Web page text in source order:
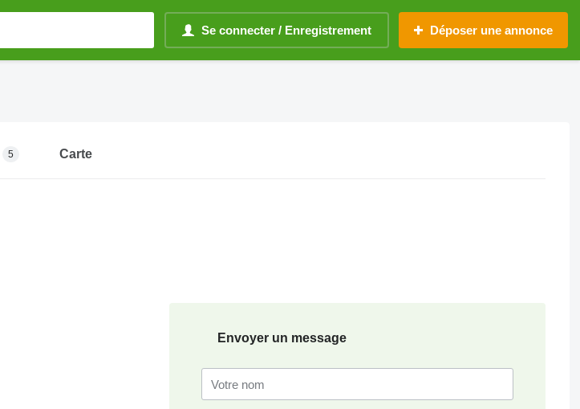
Se connecter / Enregistrement Déposer une annonce
5 Carte
Envoyer un message